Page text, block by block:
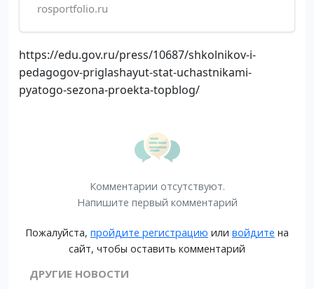
rosportfolio.ru
https://edu.gov.ru/press/10687/shkolnikov-i-
pedagogov-priglashayut-stat-uchastnikami-
pyatogo-sezona-proekta-topblog/
Комментарии отсутствуют.
Напишите первый комментарий
Пожалуйста, пройдите регистрацию или войдите на
сайт, чтобы оставить комментарий
ДРУГИЕ НОВОСТИ